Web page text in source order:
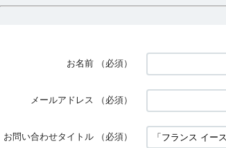
お名前 （必須）
メールアドレス （必須）
お問い合わせタイトル （必須）